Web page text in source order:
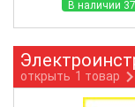
В наличии
открыть 1 товар